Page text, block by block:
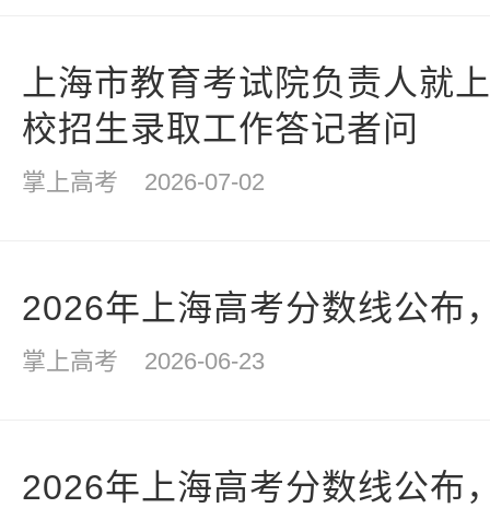
上海市教育考试院负责人就
校招生录取工作答记者问
掌上高考 2026-07-02
2026年上海高考分数线公布
掌上高考 2026-06-23
2026年上海高考分数线公布